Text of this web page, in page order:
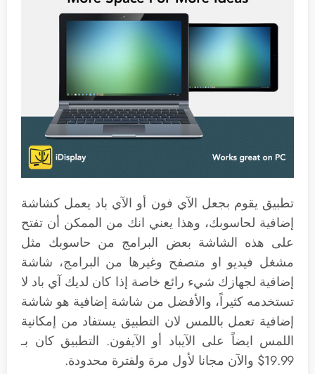
تطبيق يقوم بجعل الآي فون أو الآي باد يعمل كشاشة
إضافية لحاسوبك، وهذا يعني انك من الممكن أن تفتح
على هذه الشاشة بعض البرامج من حاسوبك مثل
مشغل فيديو او متصفح وغيرها من البرامج، شاشة
إضافية لجهازك شيء رائع خاصة إذا كان لديك آي باد لا
تستخدمه كثيراً، والأفضل من شاشة إضافية هو شاشة
إضافية تعمل باللمس لان التطبيق يستفاد من إمكانية
اللمس ايضاً على الآيباد أو الآيفون. التطبيق كان بـ
19.99$ والآن مجانا لأول مرة ولفترة محدودة.